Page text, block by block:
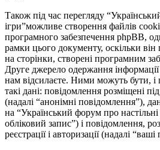
Також під час перегляду
ігри”можливе створення файлів
програмного забезпечення phpBB,
рамки цього документу, оскільки
на сторінки, створені програмним
Друге джерело одержання інформації
нам відсилаєте. Ними можуть бути,
такі дані: повідомлення розміщені
(надалі “анонімні повідомлення”),
на “Український форум про
обліковий запис”) і повідомлення,
реєстрації і авторизації (надалі